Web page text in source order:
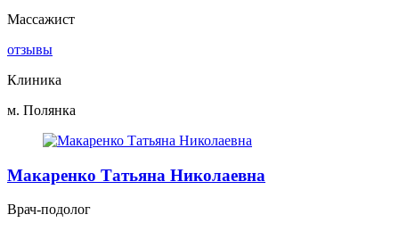
Массажист
отзывы
Клиника
м. Полянка
Макаренко Татьяна Николаевна
Врач-подолог